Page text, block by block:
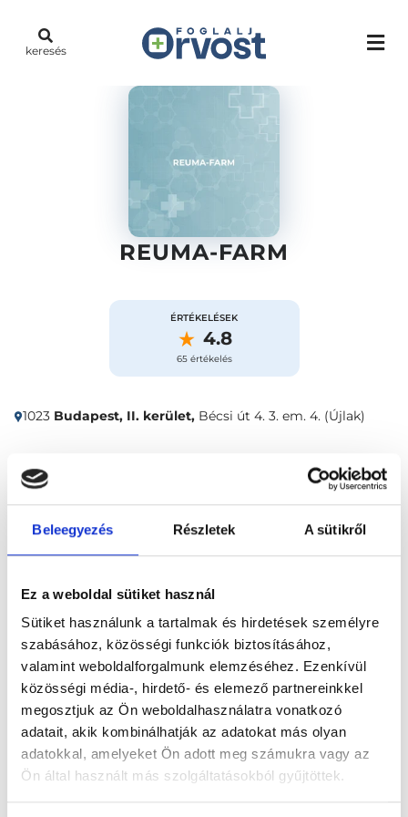
Beleegyezés Részletek A sütikről
Ez a weboldal sütiket használ
Sütiket használunk a tartalmak és hirdetések személyre
szabásához, közösségi funkciók biztosításához,
valamint weboldalforgalmunk elemzéséhez. Ezenkívül
közösségi média-, hirdető- és elemező partnereinkkel
megosztjuk az Ön weboldalhasználatra vonatkozó
adatait, akik kombinálhatják az adatokat más olyan
adatokkal, amelyeket Ön adott meg számukra vagy az
Ön által használt más szolgáltatásokból gyűjtöttek.
keresés
REUMA-FARM
ÉRTÉKELÉSEK
4.8
65 értékelés
1023 Budapest, II. kerület, Bécsi út 4. 3. em. 4. (Újlak)
Időpontfoglalás Vélemények
Foglalj időpontot
Reumatológia
Főoldal Klinikák
Reumatológus, Budapest, II. kerület REUMA-FARM